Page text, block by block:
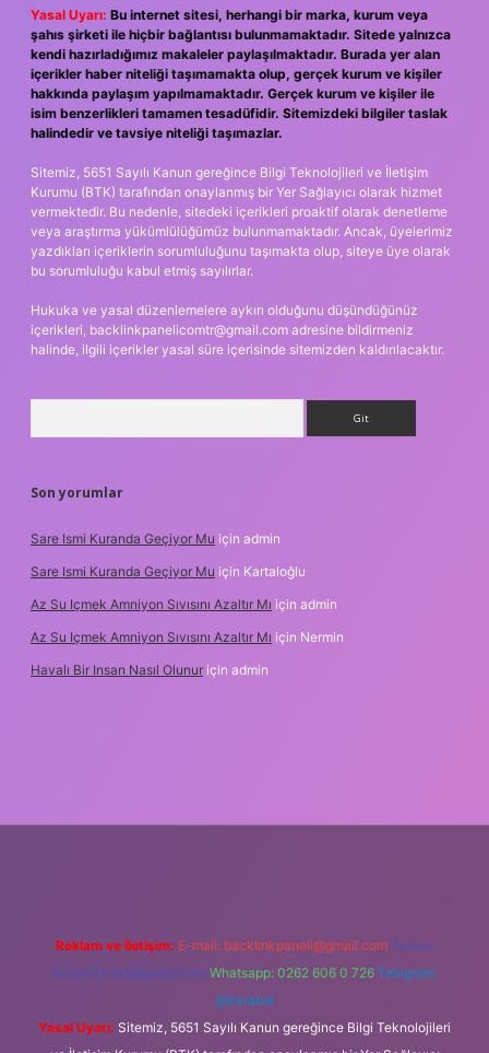
Yasal Uyarı: Bu internet sitesi, herhangi bir marka, kurum veya
şahıs şirketi ile hiçbir bağlantısı bulunmamaktadır. Sitede yalnızca
kendi hazırladığımız makaleler paylaşılmaktadır. Burada yer alan
içerikler haber niteliği taşımamakta olup, gerçek kurum ve kişiler
hakkında paylaşım yapılmamaktadır. Gerçek kurum ve kişiler ile
isim benzerlikleri tamamen tesadüfidir. Sitemizdeki bilgiler taslak
halindedir ve tavsiye niteliği taşımazlar.
Sitemiz, 5651 Sayılı Kanun gereğince Bilgi Teknolojileri ve İletişim
Kurumu (BTK) tarafından onaylanmış bir Yer Sağlayıcı olarak hizmet
vermektedir. Bu nedenle, sitedeki içerikleri proaktif olarak denetleme
veya araştırma yükümlülüğümüz bulunmamaktadır. Ancak, üyelerimiz
yazdıkları içeriklerin sorumluluğunu taşımakta olup, siteye üye olarak
bu sorumluluğu kabul etmiş sayılırlar.
Hukuka ve yasal düzenlemelere aykırı olduğunu düşündüğünüz
içerikleri, backlinkpanelicomtr@gmail.com adresine bildirmeniz
halinde, ilgili içerikler yasal süre içerisinde sitemizden kaldırılacaktır.
Son yorumlar
Sare Ismi Kuranda Geçiyor Mu için admin
Sare Ismi Kuranda Geçiyor Mu için Kartaloğlu
Az Su Içmek Amniyon Sıvısını Azaltır Mı için admin
Az Su Içmek Amniyon Sıvısını Azaltır Mı için Nermin
Havalı Bir Insan Nasıl Olunur için admin
Reklam ve İletişim: E-mail: backlinkpaneli@gmail.com Teams:
forumhizmeti@gmail.com Whatsapp: 0262 606 0 726 Telegram:
@karabul
Yasal Uyarı: Sitemiz, 5651 Sayılı Kanun gereğince Bilgi Teknolojileri